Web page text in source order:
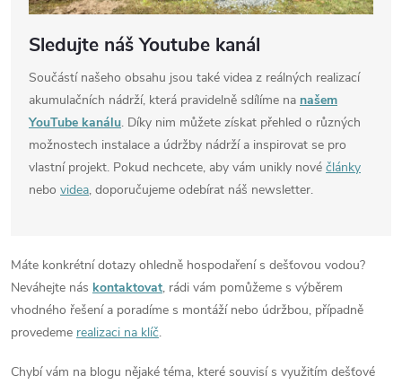
Sledujte náš Youtube kanál
Součástí našeho obsahu jsou také videa z reálných realizací
akumulačních nádrží, která pravidelně sdílíme na našem
YouTube kanálu. Díky nim můžete získat přehled o různých
možnostech instalace a údržby nádrží a inspirovat se pro
vlastní projekt. Pokud nechcete, aby vám unikly nové články
nebo videa, doporučujeme odebírat náš newsletter.
Máte konkrétní dotazy ohledně hospodaření s dešťovou vodou?
Neváhejte nás kontaktovat, rádi vám pomůžeme s výběrem
vhodného řešení a poradíme s montáží nebo údržbou, případně
provedeme realizaci na klíč.
Chybí vám na blogu nějaké téma, které souvisí s využitím dešťové